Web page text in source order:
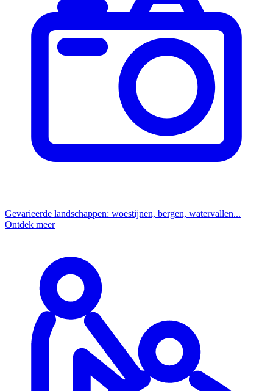
Gevarieerde landschappen: woestijnen, bergen, watervallen...
Ontdek meer